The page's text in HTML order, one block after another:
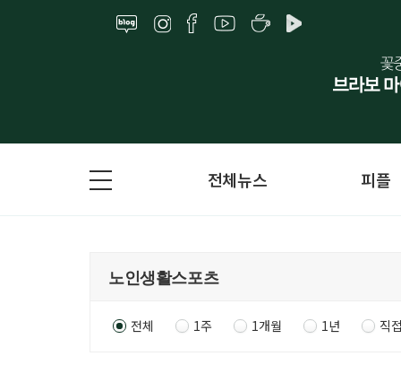
전체뉴스 피플
전체 1주 1개월 1년 직